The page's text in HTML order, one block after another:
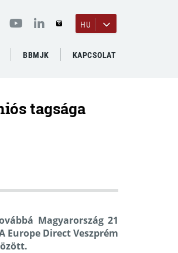
HU
BBMJK KAPCSOLAT
tagsága
Magyarország 21
Europe Direct Veszprém